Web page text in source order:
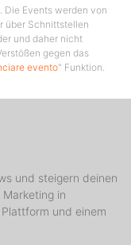
Die Events werden von
über Schnittstellen
und daher nicht
gegen das
evento" Funktion.
und steigern deinen
in
und einem